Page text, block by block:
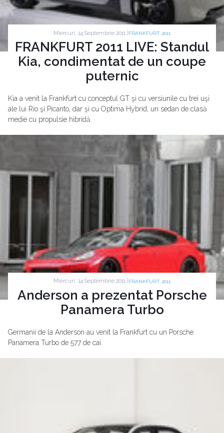
Miercuri, 14 Septembrie 2011 | FRANKFURT 2011
FRANKFURT 2011 LIVE: Standul
Kia, condimentat de un coupe
puternic
Kia a venit la Frankfurt cu conceptul GT şi cu versiunile cu trei uşi
ale lui Rio şi Picanto, dar şi cu Optima Hybrid, un sedan de clasă
medie cu propulsie hibridă.
Miercuri, 14 Septembrie 2011 | FRANKFURT 2011
Anderson a prezentat Porsche
Panamera Turbo
Germanii de la Anderson au venit la Frankfurt cu un Porsche
Panamera Turbo de 577 de cai.